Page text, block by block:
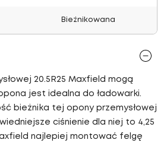
Bieżnikowana
20.5R25 Maxfield mogą
jest idealna do ładowarki.
bieżnika tej opony przemysłowej
ciśnienie dla niej to 4,25
najlepiej montować felgę